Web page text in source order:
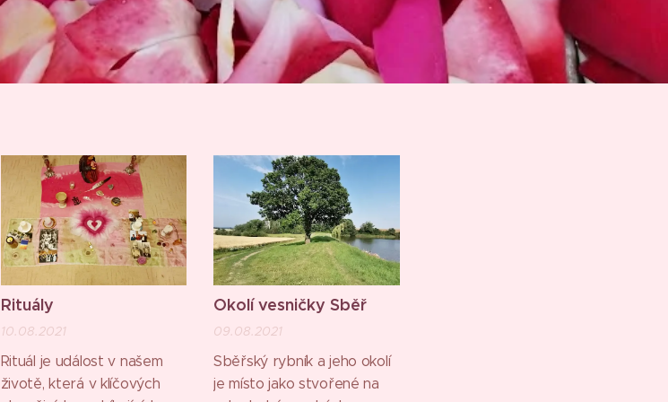
Rituály
10.08.2021
Rituál je událost v našem
životě, která v klíčových
Okolí vesničky Sběř
09.08.2021
Sběřský rybník a jeho okolí
je místo jako stvořené na